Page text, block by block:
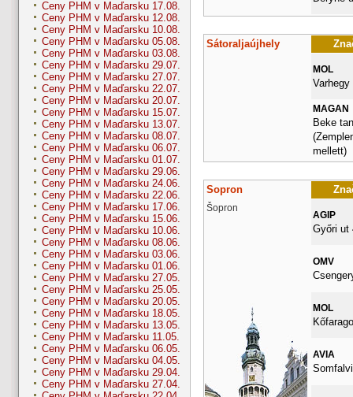
Ceny PHM v Maďarsku 17.08.
Ceny PHM v Maďarsku 12.08.
Ceny PHM v Maďarsku 10.08.
Ceny PHM v Maďarsku 05.08.
Ceny PHM v Maďarsku 03.08.
Ceny PHM v Maďarsku 29.07.
Ceny PHM v Maďarsku 27.07.
Ceny PHM v Maďarsku 22.07.
Ceny PHM v Maďarsku 20.07.
Ceny PHM v Maďarsku 15.07.
Ceny PHM v Maďarsku 13.07.
Ceny PHM v Maďarsku 08.07.
Ceny PHM v Maďarsku 06.07.
Ceny PHM v Maďarsku 01.07.
Ceny PHM v Maďarsku 29.06.
Ceny PHM v Maďarsku 24.06.
Ceny PHM v Maďarsku 22.06.
Ceny PHM v Maďarsku 17.06.
Ceny PHM v Maďarsku 15.06.
Ceny PHM v Maďarsku 10.06.
Ceny PHM v Maďarsku 08.06.
Ceny PHM v Maďarsku 03.06.
Ceny PHM v Maďarsku 01.06.
Ceny PHM v Maďarsku 27.05.
Ceny PHM v Maďarsku 25.05.
Ceny PHM v Maďarsku 20.05.
Ceny PHM v Maďarsku 18.05.
Ceny PHM v Maďarsku 13.05.
Ceny PHM v Maďarsku 11.05.
Ceny PHM v Maďarsku 06.05.
Ceny PHM v Maďarsku 04.05.
Ceny PHM v Maďarsku 29.04.
Ceny PHM v Maďarsku 27.04.
Sátoraljaújhely
MOL
MAGAN
Beke
mellett)
Sopron
Šopron
AGIP
Győri ut
OMV
MOL
AVIA